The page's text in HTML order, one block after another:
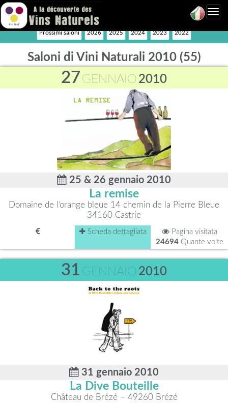
Prossimi saloni 2026 2025 2024 2023 2022
Saloni di Vini Naturali 2010 (55)
27 GENNAIO 2010
25 & 26 gennaio 2010
La remise
Domaine de l’orange bleue 14 chemin de la Pierre Bleue
34160 Castrie
Scheda dettagliata
Pagina visitata
24694Quante volte
31 GENNAIO 2010
31 gennaio 2010
La Dive Bouteille
Château de Brézé – 49260 Brézé